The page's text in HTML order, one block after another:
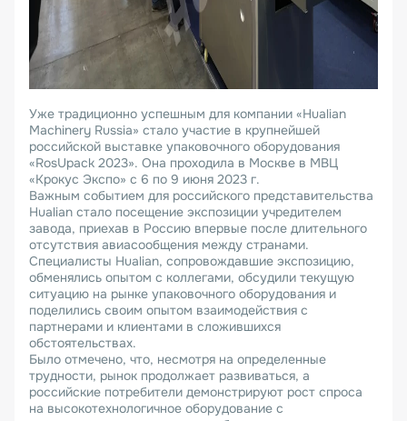
Уже традиционно успешным для компании «Hualian
Machinery Russia» стало участие в крупнейшей
российской выставке упаковочного оборудования
«RosUpack 2023». Она проходила в Москве в МВЦ
«Крокус Экспо» с 6 по 9 июня 2023 г.
Важным событием для российского представительства
Hualian стало посещение экспозиции учредителем
завода, приехав в Россию впервые после длительного
отсутствия авиасообщения между странами.
Специалисты Hualian, сопровождавшие экспозицию,
обменялись опытом с коллегами, обсудили текущую
ситуацию на рынке упаковочного оборудования и
поделились своим опытом взаимодействия с
партнерами и клиентами в сложившихся
обстоятельствах.
Было отмечено, что, несмотря на определенные
трудности, рынок продолжает развиваться, а
российские потребители демонстрируют рост спроса
на высокотехнологичное оборудование с